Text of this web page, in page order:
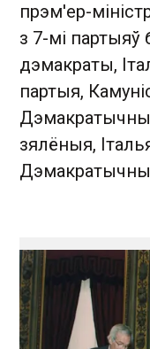
прэм'ер-
з 7-мі
дэмакраты,
партыя,
Дэмакратычны
зялёныя,